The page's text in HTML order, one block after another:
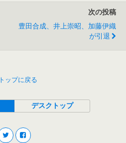
次の投稿
豊田合成、井上崇昭、加藤伊織
が引退
トップに戻る
デスクトップ